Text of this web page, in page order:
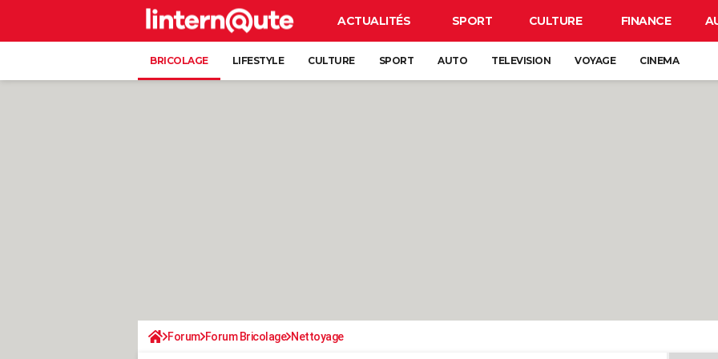
ACTUALITÉS SPORT CULTURE FINANCE
BRICOLAGE LIFESTYLE CULTURE SPORT AUTO TELEVISION VOYAGE CINEMA
Forum Forum Bricolage Nettoyage